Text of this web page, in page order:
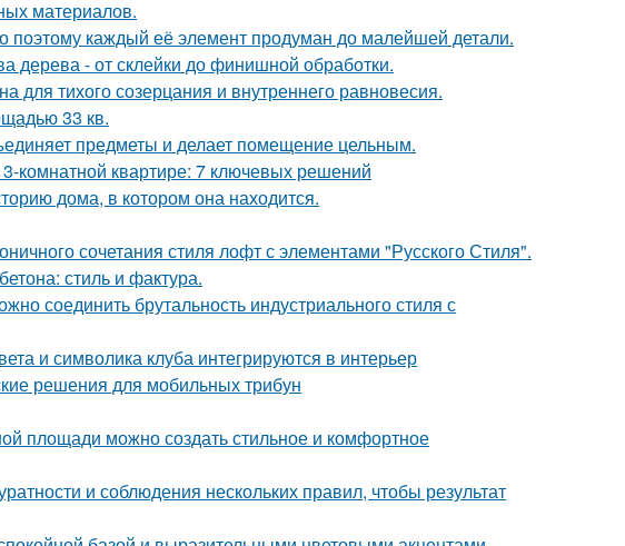
материалов.
поэтому каждый её элемент продуман до малейшей детали.
дерева - от склейки до финишной обработки.
для тихого созерцания и внутреннего равновесия.
33 кв.
предметы и делает помещение цельным.
комнатной квартире: 7 ключевых решений
дома, в котором она находится.
сочетания стиля лофт с элементами "Русского Стиля".
стиль и фактура.
соединить брутальность индустриального стиля с
и символика клуба интегрируются в интерьер
решения для мобильных трибун
площади можно создать стильное и комфортное
и соблюдения нескольких правил, чтобы результат